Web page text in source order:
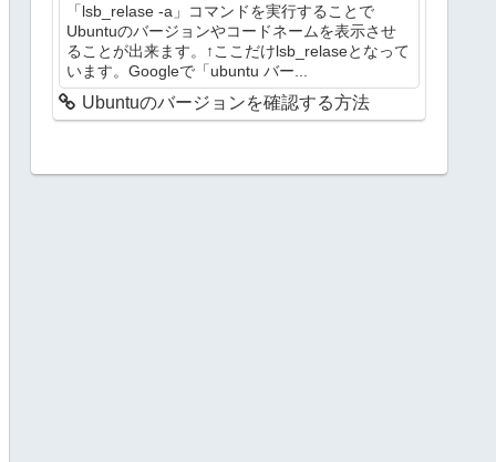
「lsb_relase -a」コマンドを実行することで
Ubuntuのバージョンやコードネームを表示させ
ることが出来ます。↑ここだけlsb_relaseとなって
います。Googleで「ubuntu バー...
Ubuntuのバージョンを確認する方法